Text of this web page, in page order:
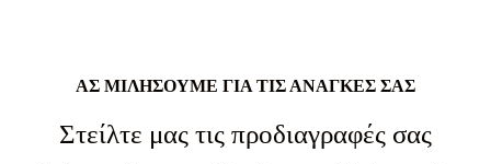
ΑΣ ΜΙΛΗΣΟΥΜΕ ΓΙΑ ΤΙΣ ΑΝΑΓΚΕΣ ΣΑΣ
Στείλτε μας τις προδιαγραφές σας